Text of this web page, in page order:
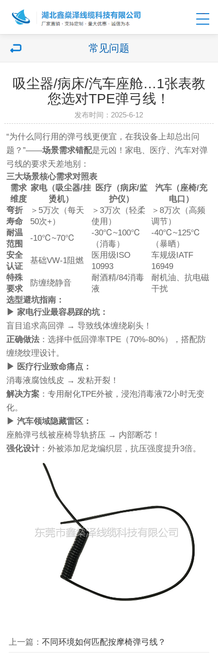
常见问题
吸尘器/病床/汽车座舱…1张表教
您选对TPE弹弓线！
发布时间：2025-6-12
“为什么同行用的弹弓线更便宜，在我设备上却总出问
题？”——场景需求错配是元凶！家电、医疗、汽车对弹
弓线的要求天差地别：
三大场景核心需求对照表
需求
维度
家电（吸尘器/挂
烫机）
医疗（病床/监
护仪）
汽车（座椅/充
电口）
弯折
寿命
＞5万次（每天
50次+）
＞3万次（轻柔
使用）
＞8万次（高频
调节）
耐温
范围
-10℃~70℃
-30℃~100℃
（消毒）
-40℃~125℃
（暴晒）
安全
认证
基础VW-1阻燃
医用级ISO
10993
车规级IATF
16949
特殊
要求
防缠绕静音
耐酒精/84消毒
液
耐机油、抗电磁
干扰
选型避坑指南：
▶ 家电行业最容易踩的坑：
盲目追求高回弹 → 导致线体缠绕刷头！
正确做法 ：选择中低回弹率TPE（70%-80%），搭配防
缠绕纹理设计。
▶ 医疗行业致命痛点：
消毒液腐蚀线皮 → 发粘开裂！
解决方案 ：专用耐化TPE外被，浸泡消毒液72小时无变
化。
▶ 汽车领域隐藏雷区：
座舱弹弓线被座椅导轨挤压 → 内部断芯！
强化设计 ：外被添加尼龙编织层，抗压强度提升3倍。
上一篇： 不同环境如何匹配按摩椅弹弓线？